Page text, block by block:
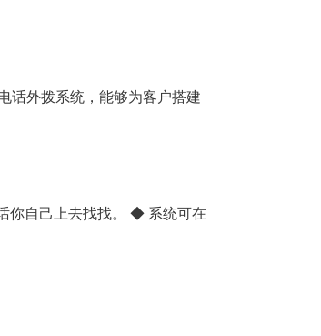
话外拨系统，能够为客户搭建
你自己上去找找。 ◆ 系统可在